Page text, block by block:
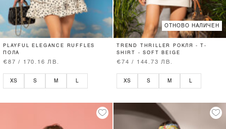
PLAYFUL ELEGANCE RUFFLES
ПОЛА
€87 / 170.16 ЛВ.
XS S M L
ОТНОВО НАЛИЧЕН
TREND THRILLER РОКЛЯ - T-
SHIRT - SOFT BEIGE
€74 / 144.73 ЛВ.
XS S M L